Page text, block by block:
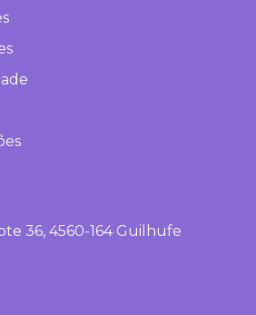
36, 4560-164 Guilhufe